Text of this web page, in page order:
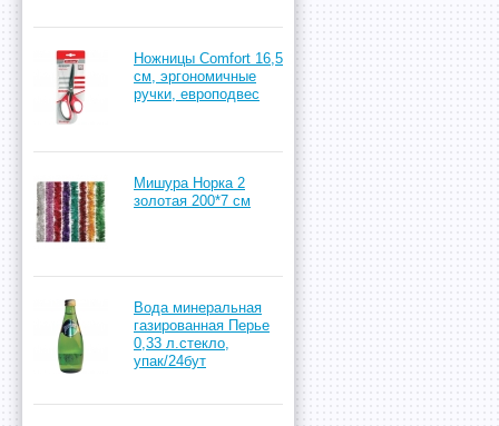
Ножницы Comfort 16,5
см, эргономичные
ручки, европодвес
Мишура Норка 2
золотая 200*7 см
Вода минеральная
газированная Перье
0,33 л.стекло,
упак/24бут